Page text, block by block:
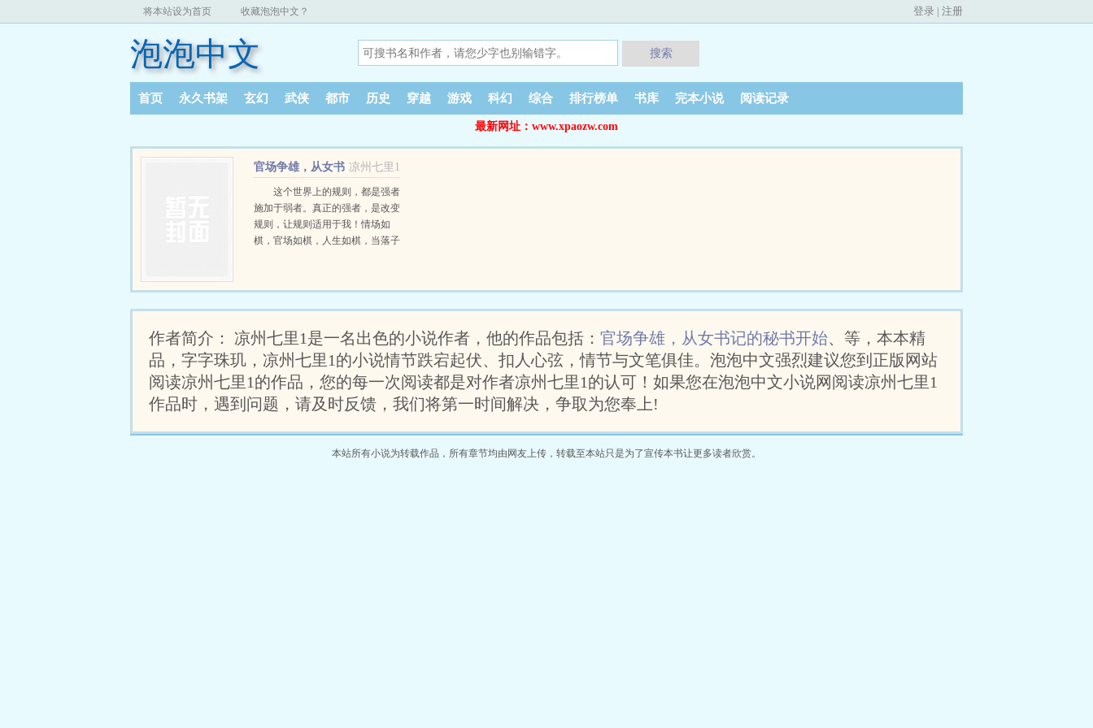
将本站设为首页 收藏泡泡中文？ 登录 | 注册
泡泡中文 搜索
首页 永久书架 玄幻 武侠 都市 历史 穿越 游戏 科幻 综合 排行榜单 书库 完本小说 阅读记录
最新网址：www.xpaozw.com
凉州七里1
官场争雄，从女书
记的秘书开始
这个世界上的规则，都是强者
施加于弱者。真正的强者，是改变
规则，让规则适用于我！情场如
棋，官场如棋，人生如棋，当落子
作者简介： 凉州七里1是一名出色的小说作者，他的作品包括： 官场争雄，从女书记的秘书开始、等，本本精
品，字字珠玑，凉州七里1的小说情节跌宕起伏、扣人心弦，情节与文笔俱佳。泡泡中文强烈建议您到正版网站
阅读凉州七里1的作品，您的每一次阅读都是对作者凉州七里1的认可！如果您在泡泡中文小说网阅读凉州七里1
作品时，遇到问题，请及时反馈，我们将第一时间解决，争取为您奉上!
本站所有小说为转载作品，所有章节均由网友上传，转载至本站只是为了宣传本书让更多读者欣赏。